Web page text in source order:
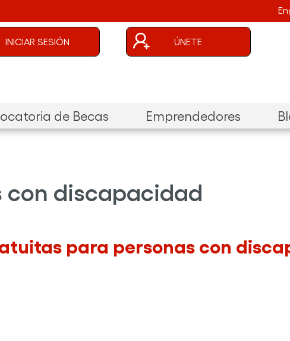
de cuenta de usuario
INICIAR SESIÓN ÚNETE
de Becas Emprendedores
con discapacidad
para personas con